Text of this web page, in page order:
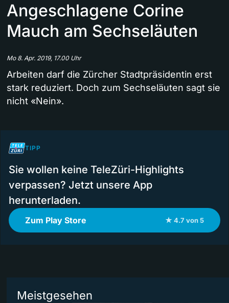
Angeschlagene Corine
Mauch am Sechseläuten
Mo 8. Apr. 2019, 17.00 Uhr
Arbeiten darf die Zürcher Stadtpräsidentin erst
stark reduziert. Doch zum Sechseläuten sagt sie
nicht «Nein».
TIPP
Sie wollen keine TeleZüri-Highlights
verpassen? Jetzt unsere App
herunterladen.
Zum Play Store ★ 4.7 von 5
Meistgesehen